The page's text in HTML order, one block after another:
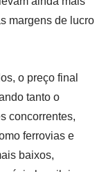
margens de lucro
o preço final
tanto o
concorrentes,
ferrovias e
baixos,